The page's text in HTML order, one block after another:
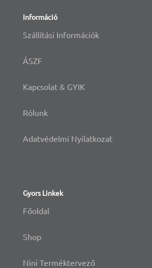
Információ
Szállítási Információk
ÁSZF
Kapcsolat & GYIK
Rólunk
Adatvédelmi Nyilatkozat
Gyors Linkek
Főoldal
Shop
Nini Terméktervező